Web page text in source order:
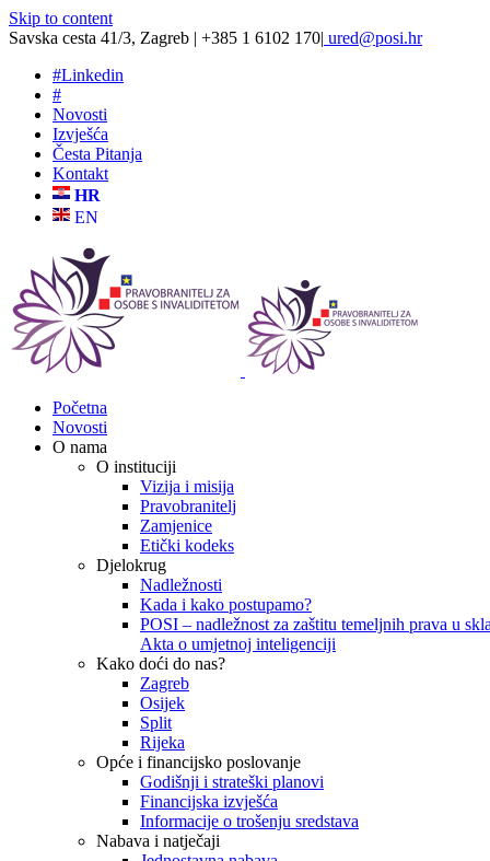
Skip to content
Savska cesta 41/3, Zagreb | +385 1 6102 170| ured@posi.hr
#Linkedin
#
Novosti
Izvješća
Česta Pitanja
Kontakt
HR
EN
Početna
Novosti
O nama
O instituciji
Vizija i misija
Pravobranitelj
Zamjenice
Etički kodeks
Djelokrug
Nadležnosti
Kada i kako postupamo?
POSI – nadležnost za zaštitu temeljnih prava u
Akta o umjetnoj inteligenciji
Kako doći do nas?
Zagreb
Osijek
Split
Rijeka
Opće i financijsko poslovanje
Godišnji i strateški planovi
Financijska izvješća
Informacije o trošenju sredstava
Nabava i natječaji